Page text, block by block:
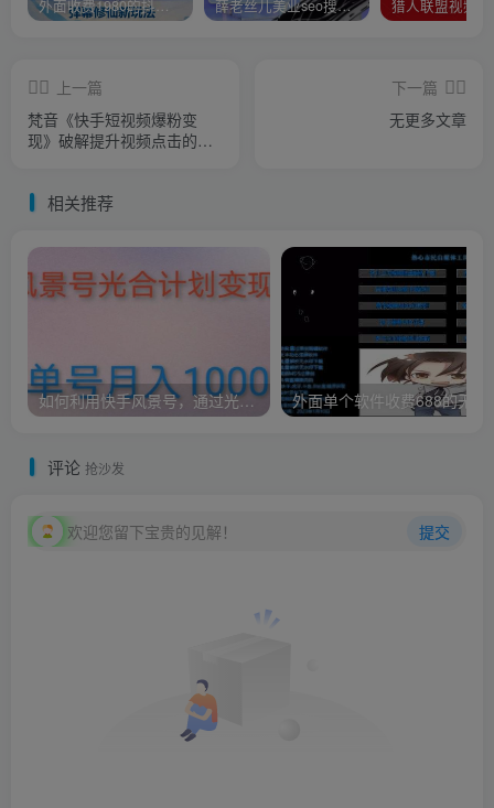
外面收费1980的抖音武动时空直播项目，无需真人出镜，实时互动直播【软件+详细教程】 薛老丝儿美业seo搜索流量落地课，一周暴涨20w粉丝，全干货讲解
上一篇
梵音《快手短视频爆粉变
现》破解提升视频点击的密
下一篇
无更多文章
相关推荐
如何利用快手风景号，通过光合计划，实现单号月入1000+（附详细教程及制作软件）
评论 抢沙发
欢迎您留下宝贵的见解！ 提交